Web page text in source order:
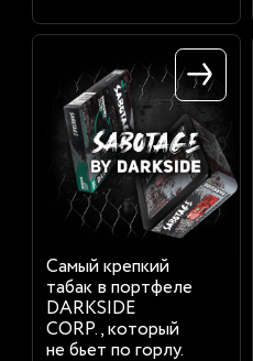
Самый крепкий
табак в портфеле
DARKSIDE
CORP., который
не бьет по горлу.